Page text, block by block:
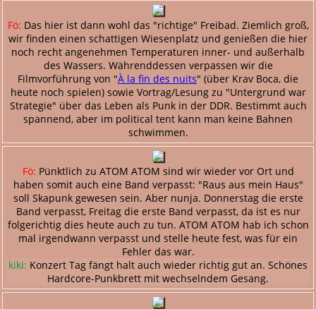
Fö: Das hier ist dann wohl das "richtige" Freibad. Ziemlich groß,
wir finden einen schattigen Wiesenplatz und genießen die hier
noch recht angenehmen Temperaturen inner- und außerhalb
des Wassers. Währenddessen verpassen wir die
Filmvorführung von "À la fin des nuits" (über Krav Boca, die
heute noch spielen) sowie Vortrag/Lesung zu "Untergrund war
Strategie" über das Leben als Punk in der DDR. Bestimmt auch
spannend, aber im political tent kann man keine Bahnen
schwimmen.
Fö: Pünktlich zu ATOM ATOM sind wir wieder vor Ort und
haben somit auch eine Band verpasst: "Raus aus mein Haus"
soll Skapunk gewesen sein. Aber nunja. Donnerstag die erste
Band verpasst, Freitag die erste Band verpasst, da ist es nur
folgerichtig dies heute auch zu tun. ATOM ATOM hab ich schon
mal irgendwann verpasst und stelle heute fest, was für ein
Fehler das war.
kiki: Konzert Tag fängt halt auch wieder richtig gut an. Schönes
Hardcore-Punkbrett mit wechselndem Gesang.